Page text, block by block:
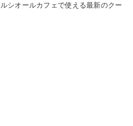
シオールカフェで使える最新のクー